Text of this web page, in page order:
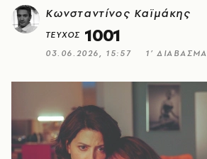
Κωνσταντίνος Καϊμάκης
ΤΕΥΧΟΣ 1001
03.06.2026, 15:57 1’ ΔΙΑΒΑΣΜΑ